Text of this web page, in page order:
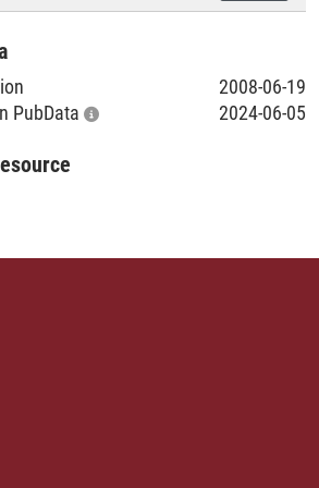
2008-06-19
PubData
2024-06-05